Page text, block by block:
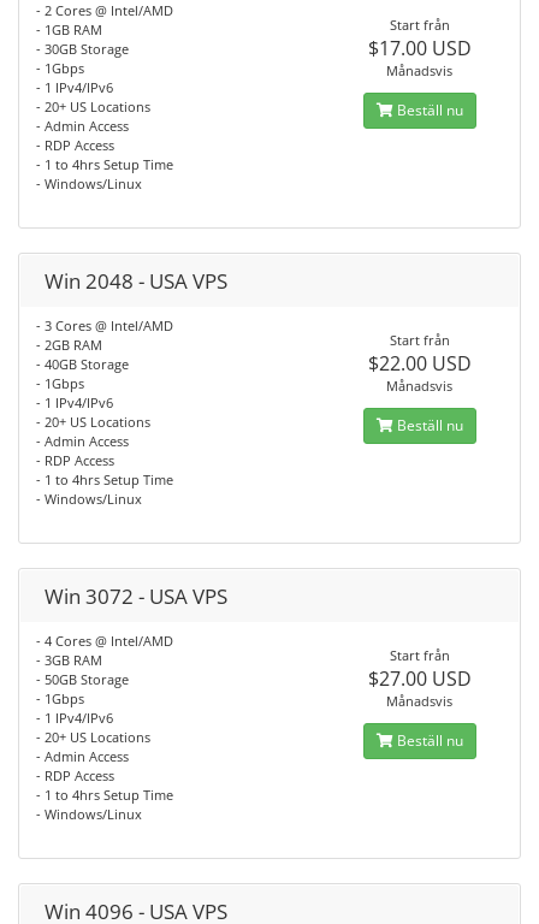
- 2 Cores @ Intel/AMD
- 1GB RAM
- 30GB Storage
- 1Gbps
- 1 IPv4/IPv6
- 20+ US Locations
- Admin Access
- RDP Access
- 1 to 4hrs Setup Time
- Windows/Linux
Start från
$17.00 USD
Månadsvis
Beställ nu
Win 2048 - USA VPS
- 3 Cores @ Intel/AMD
- 2GB RAM
- 40GB Storage
- 1Gbps
- 1 IPv4/IPv6
- 20+ US Locations
- Admin Access
- RDP Access
- 1 to 4hrs Setup Time
- Windows/Linux
Start från
$22.00 USD
Månadsvis
Beställ nu
Win 3072 - USA VPS
- 4 Cores @ Intel/AMD
- 3GB RAM
- 50GB Storage
- 1Gbps
- 1 IPv4/IPv6
- 20+ US Locations
- Admin Access
- RDP Access
- 1 to 4hrs Setup Time
- Windows/Linux
Start från
$27.00 USD
Månadsvis
Beställ nu
Win 4096 - USA VPS